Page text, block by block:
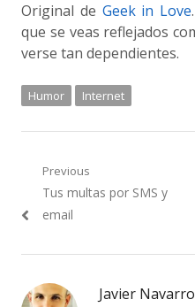
Original de Geek in Love
que se veas reflejados
verse tan dependientes.
Humor Internet
Navegación
de
Previous
Previous
post:
Tus multas por SMS y
email
Javier Navarro